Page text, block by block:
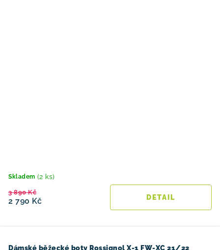
Skladem (2 ks)
2 790 Kč
3 890 Kč
Dámské běžecké boty Rossignol X-1 FW-XC 21/22